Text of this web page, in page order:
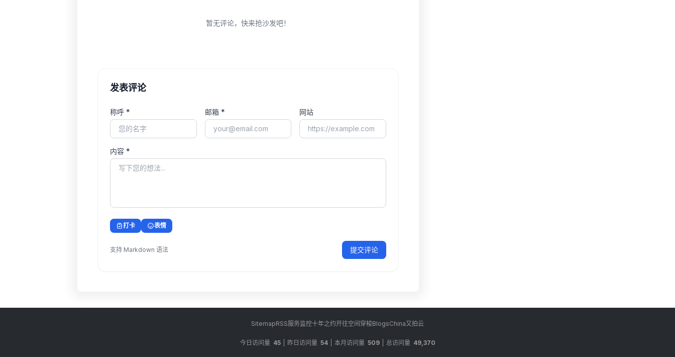
暂无评论，快来抢沙发吧！
发表评论
称呼 * 邮箱 * 网站
内容 *
打卡 表情
支持 Markdown 语法 提交评论
SitemapRSS服务监控十年之约开往空间穿梭BlogsChina又拍云
今日访问量 45 昨日访问量 54 本月访问量 509 总访问量 49,370